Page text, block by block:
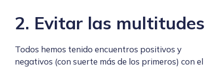
2. Evitar las multitudes
Todos hemos tenido encuentros positivos y
negativos (con suerte más de los primeros) con el